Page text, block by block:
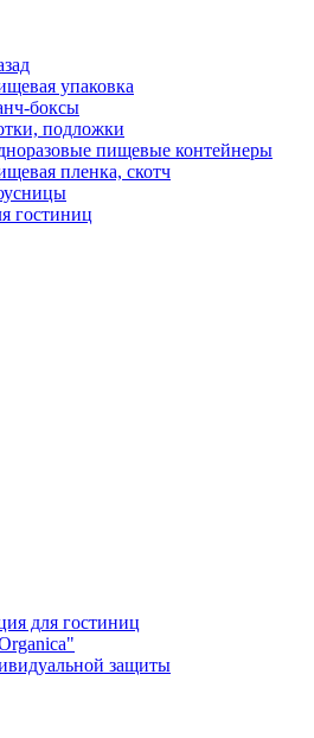
упаковка
боксы
подложки
пищевые контейнеры
пленка, скотч
гостиниц
для гостиниц
защиты